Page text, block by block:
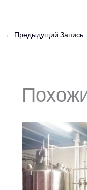
← Предыдущий Запись